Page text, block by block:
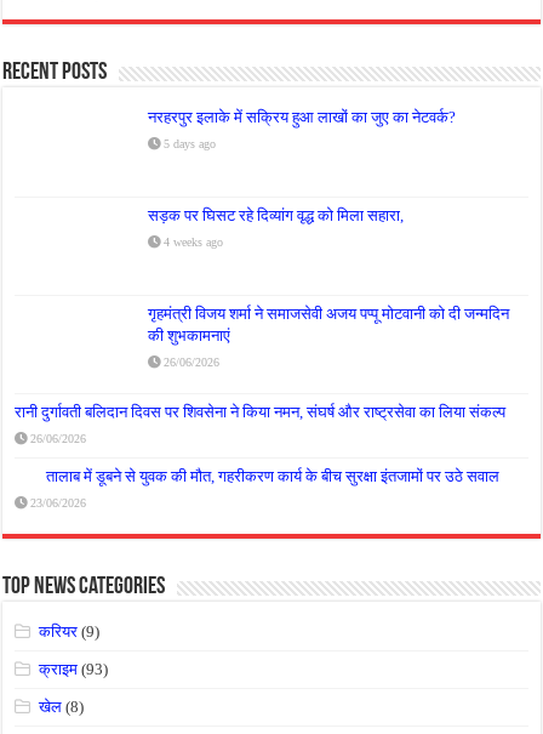
Recent Posts
नरहरपुर इलाके में सक्रिय हुआ लाखों का जुए का नेटवर्क?
5 days ago
सड़क पर घिसट रहे दिव्यांग वृद्ध को मिला सहारा,
4 weeks ago
गृहमंत्री विजय शर्मा ने समाजसेवी अजय पप्पू मोटवानी को दी जन्मदिन
की शुभकामनाएं
26/06/2026
रानी दुर्गावती बलिदान दिवस पर शिवसेना ने किया नमन, संघर्ष और राष्ट्रसेवा का लिया संकल्प
26/06/2026
तालाब में डूबने से युवक की मौत, गहरीकरण कार्य के बीच सुरक्षा इंतजामों पर उठे सवाल
23/06/2026
Top News Categories
करियर (9)
क्राइम (93)
खेल (8)